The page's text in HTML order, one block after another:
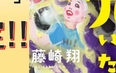
ゲーム・サービス開発
書籍・雑誌出版
チャレンジ